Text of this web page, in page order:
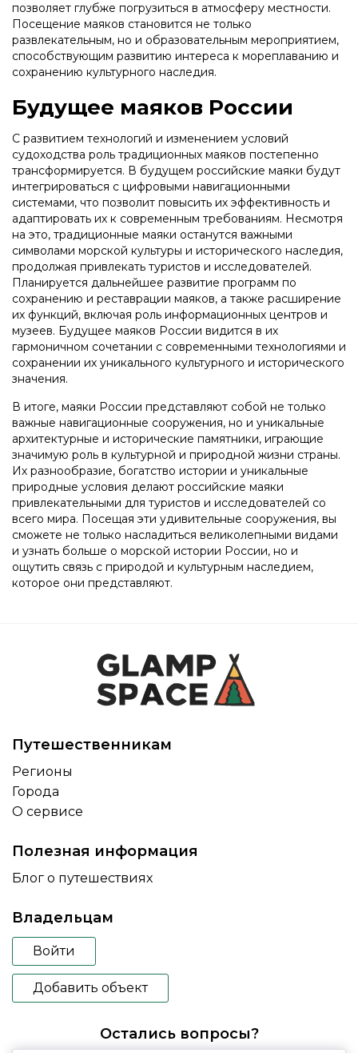
позволяет глубже погрузиться в атмосферу местности.
Посещение маяков становится не только
развлекательным, но и образовательным мероприятием,
способствующим развитию интереса к мореплаванию и
сохранению культурного наследия.
Будущее маяков России
С развитием технологий и изменением условий
судоходства роль традиционных маяков постепенно
трансформируется. В будущем российские маяки будут
интегрироваться с цифровыми навигационными
системами, что позволит повысить их эффективность и
адаптировать их к современным требованиям. Несмотря
на это, традиционные маяки останутся важными
символами морской культуры и исторического наследия,
продолжая привлекать туристов и исследователей.
Планируется дальнейшее развитие программ по
сохранению и реставрации маяков, а также расширение
их функций, включая роль информационных центров и
музеев. Будущее маяков России видится в их
гармоничном сочетании с современными технологиями и
сохранении их уникального культурного и исторического
значения.
В итоге, маяки России представляют собой не только
важные навигационные сооружения, но и уникальные
архитектурные и исторические памятники, играющие
значимую роль в культурной и природной жизни страны.
Их разнообразие, богатство истории и уникальные
природные условия делают российские маяки
привлекательными для туристов и исследователей со
всего мира. Посещая эти удивительные сооружения, вы
сможете не только насладиться великолепными видами
и узнать больше о морской истории России, но и
ощутить связь с природой и культурным наследием,
которое они представляют.
Путешественникам
Регионы
Города
О сервисе
Полезная информация
Блог о путешествиях
Владельцам
Войти
Добавить объект
Остались вопросы?